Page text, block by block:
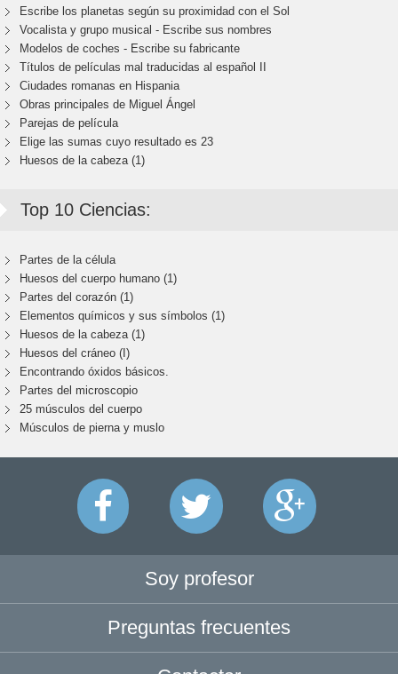
Escribe los planetas según su proximidad con el Sol
Vocalista y grupo musical - Escribe sus nombres
Modelos de coches - Escribe su fabricante
Títulos de películas mal traducidas al español II
Ciudades romanas en Hispania
Obras principales de Miguel Ángel
Parejas de película
Elige las sumas cuyo resultado es 23
Huesos de la cabeza (1)
Top 10 Ciencias:
Partes de la célula
Huesos del cuerpo humano (1)
Partes del corazón (1)
Elementos químicos y sus símbolos (1)
Huesos de la cabeza (1)
Huesos del cráneo (I)
Encontrando óxidos básicos.
Partes del microscopio
25 músculos del cuerpo
Músculos de pierna y muslo
Soy profesor
Preguntas frecuentes